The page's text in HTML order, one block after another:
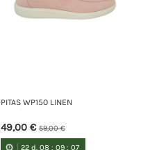
PITAS WP150 LINEN
49,00 €59,00 €
22 d. 08 :09 :07